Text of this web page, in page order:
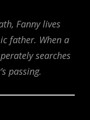
Fanny lives
father. When a
searches
passing.